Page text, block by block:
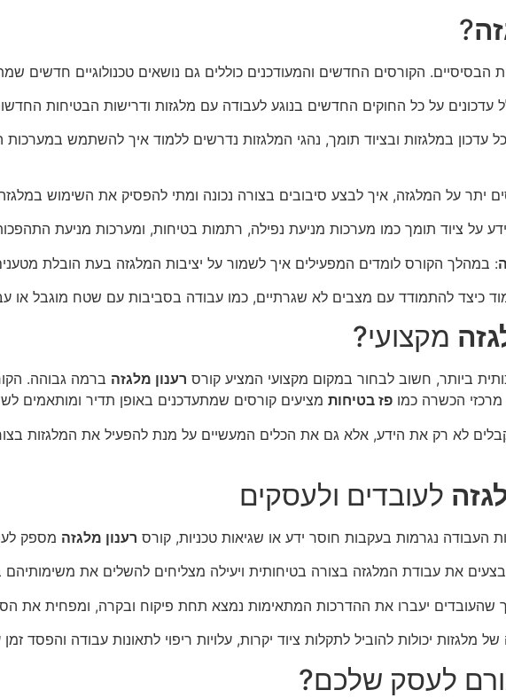
?
הבסיסיים. הקורסים החדשים והמעודכנים כוללים גם נושאים טכנולוגיים חדשים
עדכונים על כל החוקים החדשים בנוגע לעבודה עם מלגזות ודרישות הבטיחות
עדכון במלגזות ובציוד תומך, נהגי המלגזות נדרשים ללמוד איך להשתמש
יתר על המלגזה, איך לבצע סיבובים בצורה נכונה ומתי להפסיק את השימוש
על ציוד תומך כמו מערכות מניעת נפילה, רתמות בטיחות, ומערכות מניעת
: במהלך הקורס לומדים המפעילים איך לשמור על יציבות המלגזה בעת הובלת
כיצד להתמודד עם מצבים לא שגרתיים, כמו עבודה בסביבות עם שטח מוגבל או
מקצועי?
ביותר, חשוב לבחור במקום מקצועי המציע קורס רענון מלגזה ברמה גבוהה.
מרכזי הכשרה כמו פז בטיחות מציעים קורסים שמתעדכנים באופן תדיר ומותאמים
לא רק את הידע, אלא גם את הכלים המעשיים על מנת להפעיל את המלגזות
לעובדים ולעסקים
העבודה נגרמות בעקבות חוסר ידע או שגיאות טכניות, קורס רענון מלגזה מספק
את עבודת המלגזה בצורה בטיחותית ויעילה מצליחים להשלים את משימותיהם
שהעובדים יעברו את ההדרכות המתאימות נמצא תחת פיקוח ובקרה, ומפחית את
מלגזות יכולות להוביל לתקלות ציוד יקרות, עלויות ריפוי לתאונות עבודה והפסד
לעסק שלכם?